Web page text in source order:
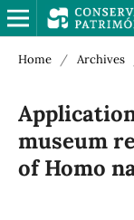
Home / Archives
museum
of Homo